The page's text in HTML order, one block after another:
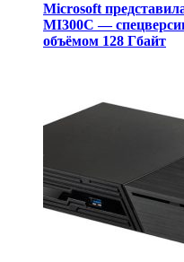
Microsoft
MI300C —
объёмом 128 Гбайт